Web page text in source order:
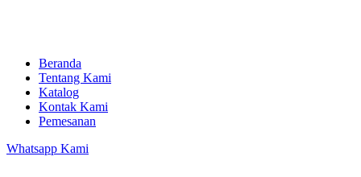
Beranda
Tentang Kami
Katalog
Kontak Kami
Pemesanan
Whatsapp Kami